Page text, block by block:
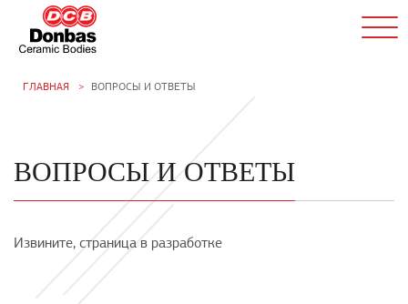
ГЛАВНАЯ ВОПРОСЫ И ОТВЕТЫ
ВОПРОСЫ И ОТВЕТЫ
Извините, страница в разработке